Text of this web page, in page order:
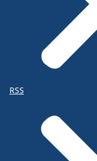
RSS